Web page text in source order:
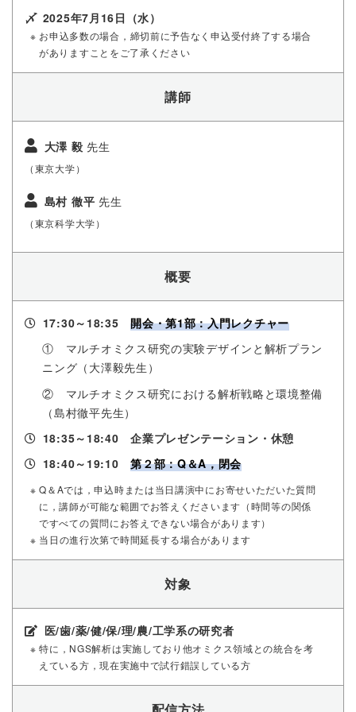
〆 2025年7月16日（水）
※ お申込多数の場合，締切前に予告なく申込受付終了する場合
がありますことをご了承ください
講師
大澤 毅 先生
（東京大学）
島村 徹平 先生
（東京科学大学）
概要
17:30～18:35開会・第1部：入門レクチャー
① マルチオミクス研究の実験デザインと解析プラン
ニング（大澤毅先生）
② マルチオミクス研究における解析戦略と環境整備
（島村徹平先生）
18:35～18:40 企業プレゼンテーション・休憩
18:40～19:10第２部：Q＆A，閉会
※ Q＆Aでは，申込時または当日講演中にお寄せいただいた質問
に，講師が可能な範囲でお答えくださいます（時間等の関係
ですべての質問にお答えできない場合があります）
※ 当日の進行次第で時間延長する場合があります
対象
医/歯/薬/健/保/理/農/工学系の研究者
※ 特に，NGS解析は実施しており他オミクス領域との統合を考
えている方，現在実施中で試行錯誤している方